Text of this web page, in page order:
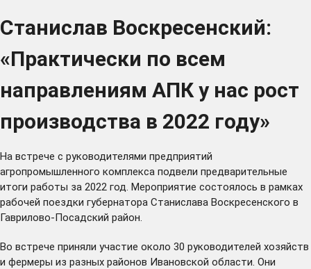
Станислав Воскресенский:
«Практически по всем
направлениям АПК у нас рост
производства в 2022 году»
На встрече с руководителями предприятий
агропромышленного комплекса подвели предварительные
итоги работы за 2022 год. Мероприятие состоялось в рамках
рабочей поездки губернатора Станислава Воскресенского в
Гаврилово-Посадский район.
Во встрече приняли участие около 30 руководителей хозяйств
и фермеры из разных районов Ивановской области. Они